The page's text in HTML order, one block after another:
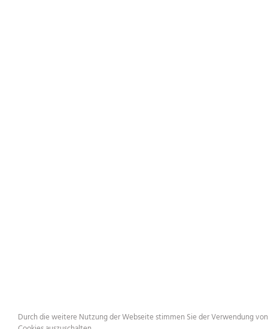
Durch die weitere Nutzung der Webseite stimmen Sie der Verwendung